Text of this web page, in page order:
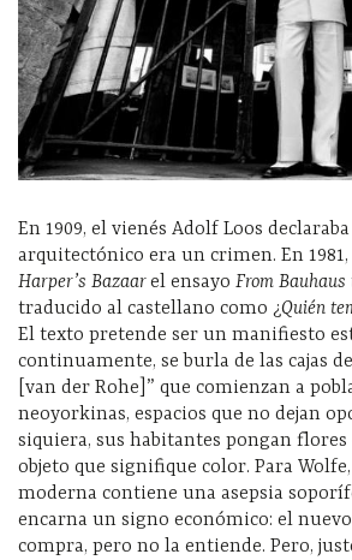
En 1909, el vienés Adolf Loos
arquitectónico era un crimen. En
Harper’s Bazaarel ensayo From Bauhaus
traducido al castellano como ¿Quién
El texto pretende ser un manifiesto
continuamente, se burla de las cajas
[van der Rohe]” que comienzan a
neoyorkinas, espacios que no dejan
siquiera, sus habitantes pongan
objeto que signifique color. Para
moderna contiene una asepsia
encarna un signo económico: el
compra, pero no la entiende. Pero,